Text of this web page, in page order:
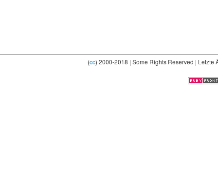
(cc) 2000-2018 | Some Rights Reserved |